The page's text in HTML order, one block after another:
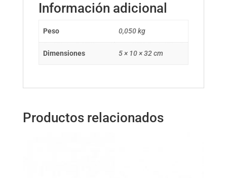
Información adicional
Peso 0,050 kg
Dimensiones 5 × 10 × 32 cm
Productos relacionados